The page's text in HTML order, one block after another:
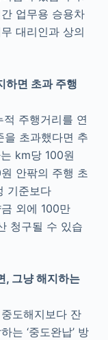
업무용 승용차
대리인과 상의
하면 초과 주행
주행거리를 연
을 초과했다면 추
km당 100원
안팎의 주행 초
기준보다
외에 100만
청구될 수 있습
, 그냥 해지하는
도해지보다 잔
는 ‘중도완납’ 방